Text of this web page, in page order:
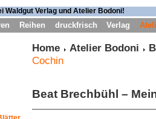
Reihen druckfrisch Verlag
Home Atelier Bodoni
Cochin
Beat Brechbühl –